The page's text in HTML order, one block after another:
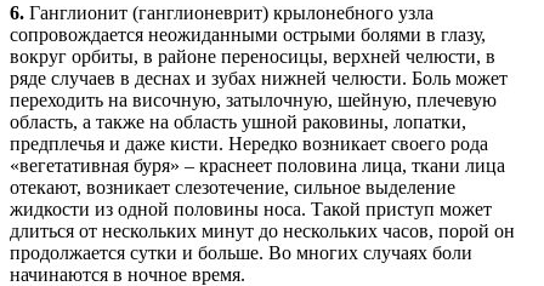
6. Ганглионит (ганглионеврит) крылонебного узла
сопровождается неожиданными острыми болями в глазу,
вокруг орбиты, в районе переносицы, верхней челюсти, в
ряде случаев в деснах и зубах нижней челюсти. Боль может
переходить на височную, затылочную, шейную, плечевую
область, а также на область ушной раковины, лопатки,
предплечья и даже кисти. Нередко возникает своего рода
«вегетативная буря» – краснеет половина лица, ткани лица
отекают, возникает слезотечение, сильное выделение
жидкости из одной половины носа. Такой приступ может
длиться от нескольких минут до нескольких часов, порой он
продолжается сутки и больше. Во многих случаях боли
начинаются в ночное время.